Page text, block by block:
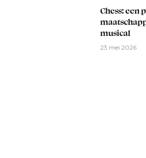
Chess: een
musical
23 mei 2026